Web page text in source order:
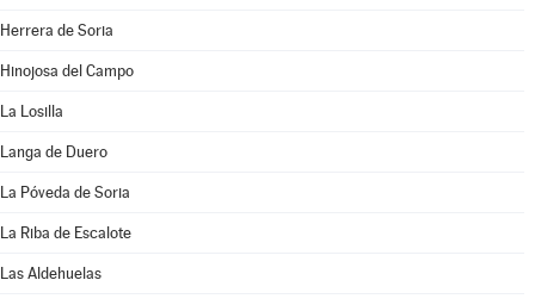
Herrera de Soria
Hinojosa del Campo
La Losilla
Langa de Duero
La Póveda de Soria
La Riba de Escalote
Las Aldehuelas